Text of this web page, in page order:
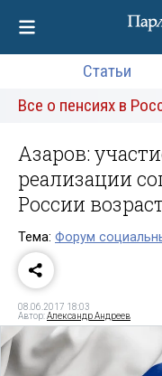
Статьи
Все о пенсиях в
Азаров:
реализации
России
Тема: Форум
08.06.2017 18:03
Автор:Александр Андреев